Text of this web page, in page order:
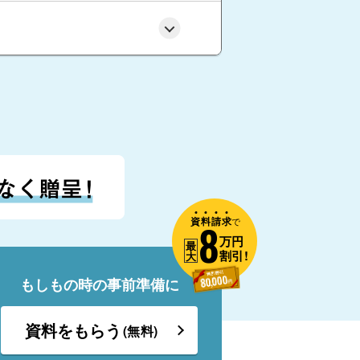
もしもの時の事前準備に
資料をもらう (無料)
資料請求で
最
大8万円
割引!